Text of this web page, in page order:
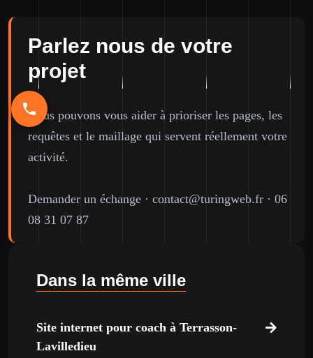
Parlez nous de votre
projet
Nous pouvons vous aider à prioriser les pages, les
requêtes et le maillage qui servent réellement votre
activité.
Demander un échange · contact@turingweb.fr · 06
08 31 07 87
Dans la même ville
Site internet pour coach à Terrasson-
Lavilledieu